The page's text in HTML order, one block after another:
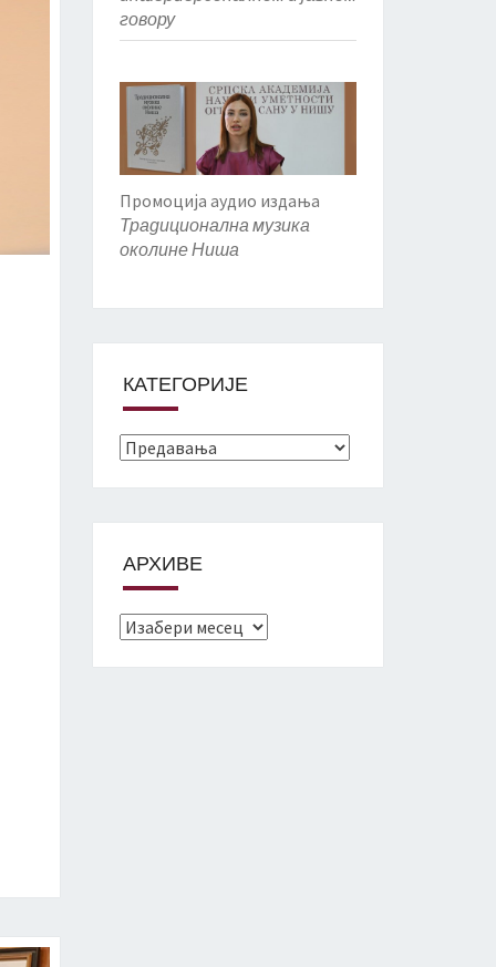
говору
Промоција аудио издања
Традиционална музика
околине Ниша
КАТЕГОРИЈЕ
Категорије
АРХИВЕ
Архиве